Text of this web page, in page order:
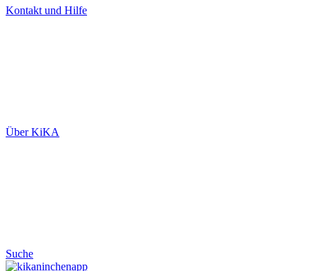
Kontakt und Hilfe
Über KiKA
Suche